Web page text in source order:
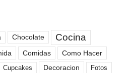
Chocolate Cocina
Comidas Como Hacer
Cupcakes Decoracion Fotos